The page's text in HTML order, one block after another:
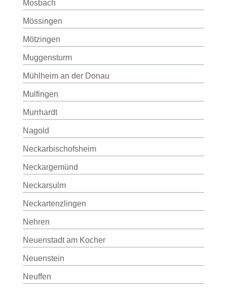
Mosbach
Mössingen
Mötzingen
Muggensturm
Mühlheim an der Donau
Mulfingen
Murrhardt
Nagold
Neckarbischofsheim
Neckargemünd
Neckarsulm
Neckartenzlingen
Nehren
Neuenstadt am Kocher
Neuenstein
Neuffen